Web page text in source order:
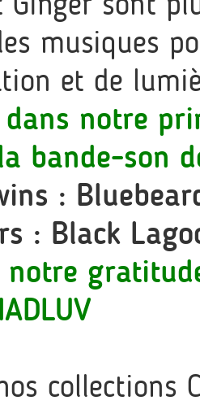
musiques
et de
dans notre
bande-son
:
: Black
notre
collections